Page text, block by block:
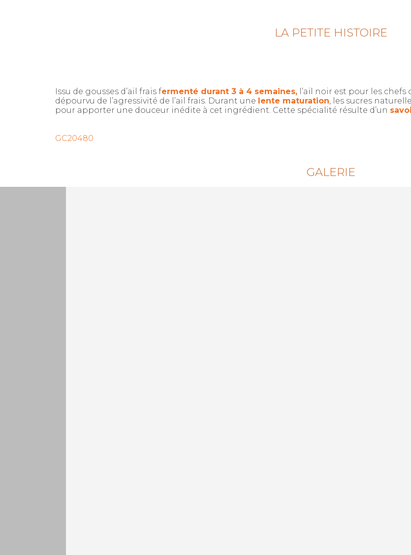
LA PETITE HISTOIRE
Issu de gousses d’ail frais fermenté durant 3 à 4 semaines, l’ail noir est pour les
dépourvu de l’agressivité de l’ail frais. Durant une lente maturation, les sucres
pour apporter une douceur inédite à cet ingrédient. Cette spécialité résulte d’un
GC20480
GALERIE